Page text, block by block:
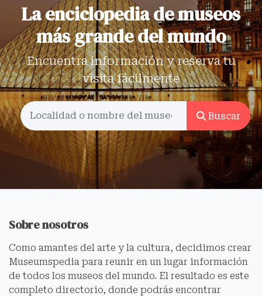
La enciclopedia de museos
más grande del mundo
Encuentra información y reserva tu
visita fácilmente
Buscar
Sobre nosotros
Como amantes del arte y la cultura, decidimos crear
Museumspedia para reunir en un lugar información
de todos los museos del mundo. El resultado es este
completo directorio, donde podrás encontrar